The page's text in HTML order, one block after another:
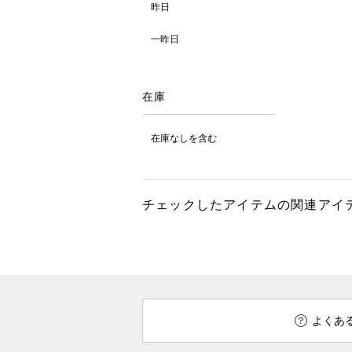
昨日
一昨日
在庫
在庫なしを含む
チェックしたアイテムの関連アイ
よくあ